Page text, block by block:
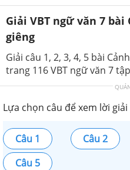
Giải VBT ngữ văn 7
giêng
Giải câu 1, 2, 3, 4, 5 bài
trang 116 VBT ngữ văn 7
Lựa chọn câu để xem lời
Câu 1 Câu 2
Câu 5